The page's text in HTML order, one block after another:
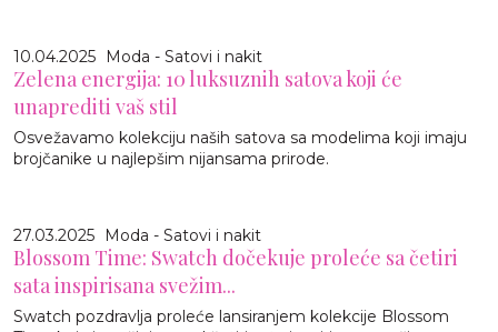
10.04.2025 Moda - Satovi i nakit
Zelena energija: 10 luksuznih satova koji će
unaprediti vaš stil
Osvežavamo kolekciju naših satova sa modelima koji imaju
brojčanike u najlepšim nijansama prirode.
27.03.2025 Moda - Satovi i nakit
Blossom Time: Swatch dočekuje proleće sa četiri
sata inspirisana svežim...
Swatch pozdravlja proleće lansiranjem kolekcije Blossom